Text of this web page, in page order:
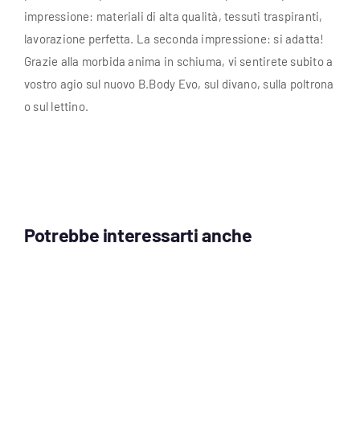
impressione: materiali di alta qualità, tessuti traspiranti,
lavorazione perfetta. La seconda impressione: si adatta!
Grazie alla morbida anima in schiuma, vi sentirete subito a
vostro agio sul nuovo B.Body Evo, sul divano, sulla poltrona
o sul lettino.
Potrebbe interessarti anche